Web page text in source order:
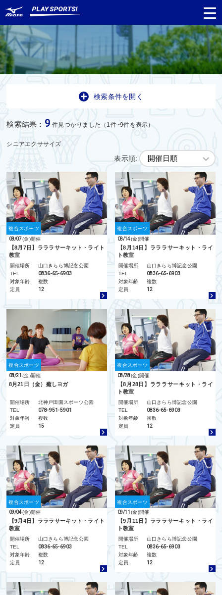
都道府県から探す
検索条件を開く
検索結果 : 9 件見つかりました（1件~9件を表示）
シニアエクササイズ
表示順:
複合スポーツ
08/07(金)開催
【8月7日】ラララサーキット・ライト
教室
開催場所
山口きらら博記念公園
TEL
0836-65-6903
対象年齢
複数
定員
12
複合スポーツ
08/14(金)開催
【8月14日】ラララサーキット・ライ
ト教室
開催場所
山口きらら博記念公園
TEL
0836-65-6903
対象年齢
複数
定員
12
複合スポーツ
08/21(金)開催
8月21日（金）癒しヨガ
開催場所
北神戸田園スポーツ公園
TEL
078-951-5901
対象年齢
複数
定員
15
複合スポーツ
08/28(金)開催
【8月28日】ラララサーキット・ライ
ト教室
開催場所
山口きらら博記念公園
TEL
0836-65-6903
対象年齢
複数
定員
12
複合スポーツ
09/04(金)開催
【9月4日】ラララサーキット・ライト
教室
開催場所
山口きらら博記念公園
TEL
0836-65-6903
対象年齢
複数
定員
12
複合スポーツ
09/11(金)開催
【9月11日】ラララサーキット・ライ
ト教室
開催場所
山口きらら博記念公園
TEL
0836-65-6903
対象年齢
複数
定員
12